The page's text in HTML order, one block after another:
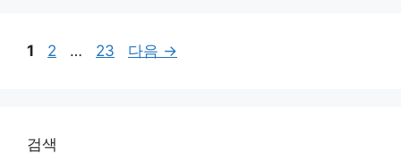
페
1
페
2 …
페
23 다음 →
검색